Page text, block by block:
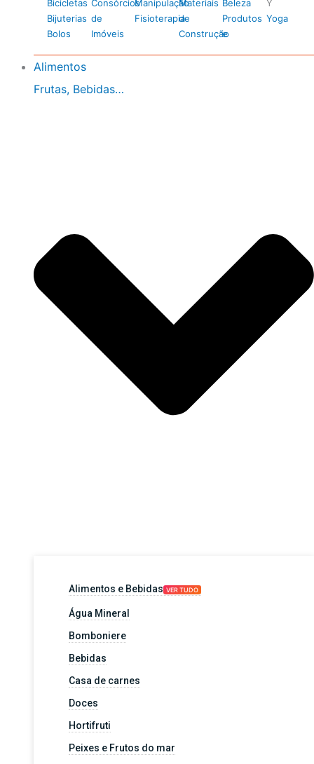
Bicicletas
Bijuterias
Bolos
Consórcios
de
Imóveis
Manipulação
Fisioterapia
Materiais
de
Construção
Beleza
Produtos
e
Y
Yoga
Alimentos
Frutas, Bebidas…
Alimentos e Bebidas VER TUDO
Água Mineral
Bomboniere
Bebidas
Casa de carnes
Doces
Hortifruti
Peixes e Frutos do mar